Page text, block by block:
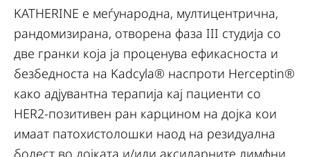
KATHERINE е меѓународна, мултицентрична,
рандомизирана, отворена фаза III студија со
две гранки која ја проценува ефикасноста и
безбедноста на Kadcyla® наспроти Herceptin®
како адјувантна терапија кај пациенти со
HER2-позитивен ран карцином на дојка кои
имаат патохистолошки наод на резидуална
болест во дојката и/или аксиларните лимфни